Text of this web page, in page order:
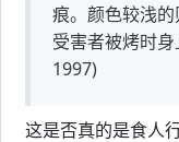
痕。颜色较浅
受害者被烤时
1997)
这是否真的是食人